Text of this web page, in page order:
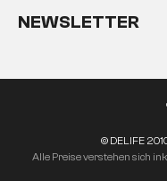
NEWSLETTER
© DELIFE
Alle Preise verstehen sich